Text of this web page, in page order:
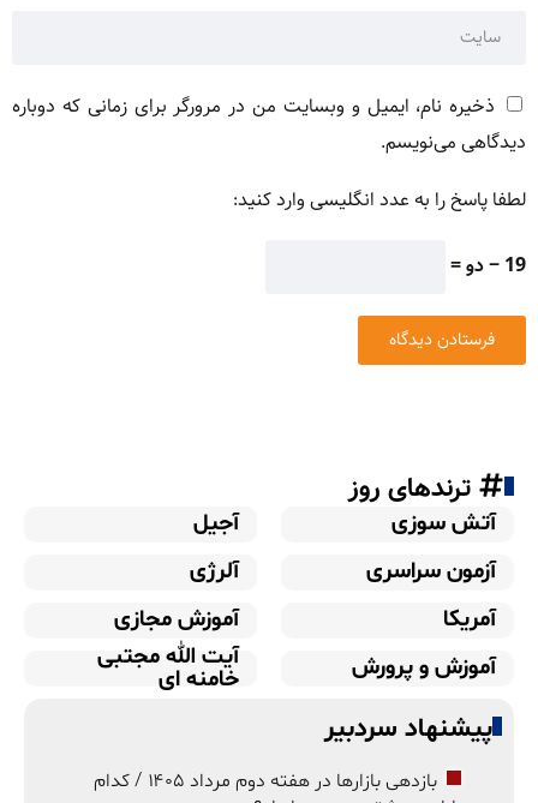
ذخیره نام، ایمیل و وبسایت من در مرورگر برای زمانی که دوباره
دیدگاهی می‌نویسم.
لطفا پاسخ را به عدد انگلیسی وارد کنید:
19 − دو =
ترندهای روز
آتش سوزی
آجیل
آزمون سراسری
آلرژی
آمریکا
آموزش مجازی
آموزش و پرورش
آیت الله مجتبی
خامنه ای
پیشنهاد سردبیر
بازدهی بازارها در هفته دوم مرداد ۱۴۰۵ / کدام